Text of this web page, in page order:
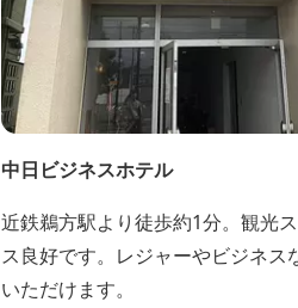
中日ビジネスホテル
近鉄鵜方駅より徒歩約1分。観光
ス良好です。レジャーやビジネス
いただけます。